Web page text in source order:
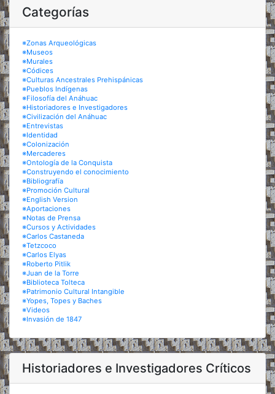
Categorías
※Zonas Arqueológicas
※Museos
※Murales
※Códices
※Culturas Ancestrales Prehispánicas
※Pueblos Indígenas
※Filosofía del Anáhuac
※Historiadores e Investigadores
※Civilización del Anáhuac
※Entrevistas
※Identidad
※Colonización
※Mercaderes
※Ontología de la Conquista
※Construyendo el conocimiento
※Bibliografía
※Promoción Cultural
※English Version
※Aportaciones
※Notas de Prensa
※Cursos y Actividades
※Carlos Castaneda
※Tetzcoco
※Carlos Elyas
※Roberto Pitlik
※Juan de la Torre
※Biblioteca Tolteca
※Patrimonio Cultural Intangible
※Yopes, Topes y Baches
※Videos
※Invasión de 1847
Historiadores e Investigadores Críticos